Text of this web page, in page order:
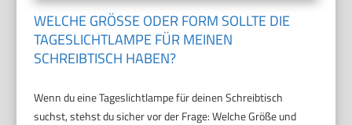
WELCHE GRÖSSE ODER FORM SOLLTE DIE T
AGESLICHTLAMPE FÜR MEINEN S
CHREIBTISCH HABEN?
Wenn du eine Tageslichtlampe für deinen Schreibtisch
suchst, stehst du sicher vor der Frage: Welche Größe und